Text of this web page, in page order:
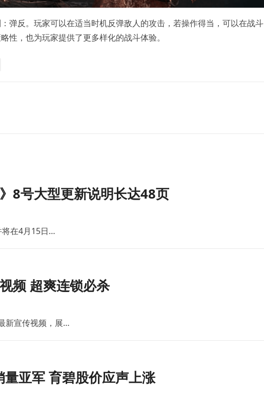
弹反。玩家可以在适当时机反弹敌人的攻击，若操作得当，可以在战斗
性，也为玩家提供了更多样化的战斗体验。
8号大型更新说明长达48页
将在4月15日…
频 超爽连锁必杀
新宣传视频，展…
量亚军 育碧股价应声上涨